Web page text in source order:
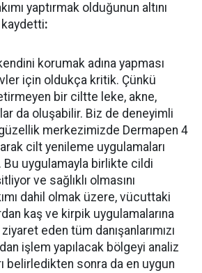
yaptırmak olduğunun altını
kaydetti:
korumak adına yapması
için oldukça kritik. Çünkü
bir ciltte leke, akne,
da oluşabilir. Biz de deneyimli
merkezimizde Dermapen 4
cilt yenileme uygulamaları
uygulamayla birlikte cildi
ve sağlıklı olmasını
dahil olmak üzere, vücuttaki
kaş ve kirpik uygulamalarına
eden tüm danışanlarımızı
işlem yapılacak bölgeyi analiz
belirledikten sonra da en uygun